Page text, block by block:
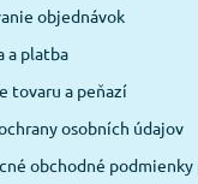
objednávok
a platba
tovaru a peňazí
osobních údajov
obchodné